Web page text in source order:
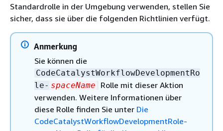
Standardrolle in der Umgebung verwenden, stellen Sie
sicher, dass sie über die folgenden Richtlinien verfügt.
Anmerkung
Sie können die
CodeCatalystWorkflowDevelopmentRo
le- spaceName
Rolle mit dieser Aktion
verwenden. Weitere Informationen über
diese Rolle finden Sie unter Die
CodeCatalystWorkflowDevelopmentRole-